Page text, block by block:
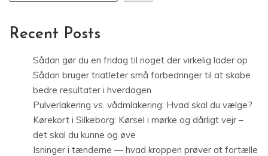
Recent Posts
Sådan gør du en fridag til noget der virkelig lader op
Sådan bruger triatleter små forbedringer til at skabe
bedre resultater i hverdagen
Pulverlakering vs. vådmlakering: Hvad skal du vælge?
Kørekort i Silkeborg: Kørsel i mørke og dårligt vejr –
det skal du kunne og øve
Isninger i tænderne — hvad kroppen prøver at fortælle